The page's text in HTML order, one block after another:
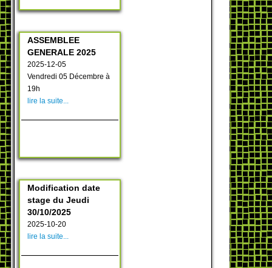
ASSEMBLEE
GENERALE 2025
2025-12-05
Vendredi 05 Décembre à
19h
lire la suite...
Modification date
stage du Jeudi
30/10/2025
2025-10-20
lire la suite...